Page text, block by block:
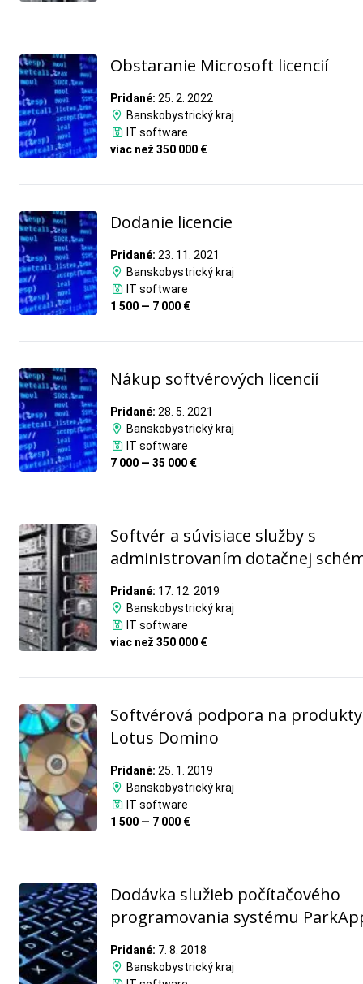
Obstaranie Microsoft licencií
Pridané: 25. 2. 2022
Banskobystrický kraj
IT software
viac než 350 000 €
Dodanie licencie
Pridané: 23. 11. 2021
Banskobystrický kraj
IT software
1 500 — 7 000 €
Nákup softvérových licencií
Pridané: 28. 5. 2021
Banskobystrický kraj
IT software
7 000 — 35 000 €
Softvér a súvisiace služby s
administrovaním dotačnej
Pridané: 17. 12. 2019
Banskobystrický kraj
IT software
viac než 350 000 €
Softvérová podpora na
Lotus Domino
Pridané: 25. 1. 2019
Banskobystrický kraj
IT software
1 500 — 7 000 €
Dodávka služieb počítačového
programovania systému
Pridané: 7. 8. 2018
Banskobystrický kraj